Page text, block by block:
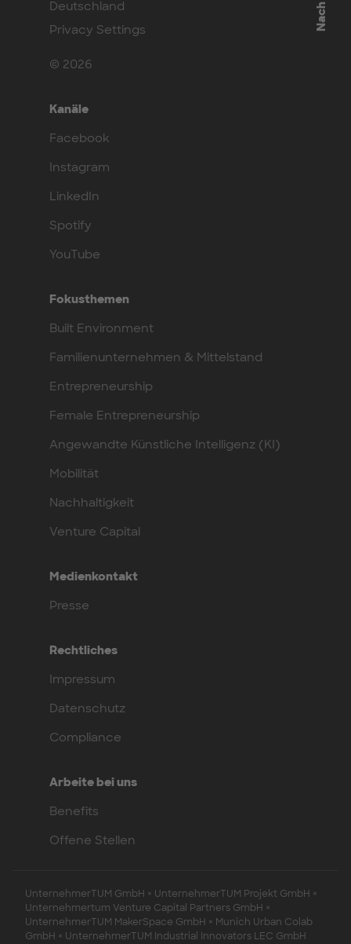
Deutschland
Privacy Settings
© 2026
Kanäle
Facebook
Instagram
LinkedIn
Spotify
YouTube
Fokusthemen
Built Environment
Familienunternehmen & Mittelstand
Entrepreneurship
Female Entrepreneurship
Angewandte Künstliche Intelligenz (KI)
Mobilität
Nachhaltigkeit
Venture Capital
Medienkontakt
Presse
Rechtliches
Impressum
Datenschutz
Compliance
Arbeite bei uns
Benefits
Offene Stellen
UnternehmerTUM GmbH × UnternehmerTUM Projekt GmbH ×
Unternehmertum Venture Capital Partners GmbH ×
UnternehmerTUM MakerSpace GmbH × Munich Urban Colab
GmbH × UnternehmerTUM Industrial Innovators LEC GmbH